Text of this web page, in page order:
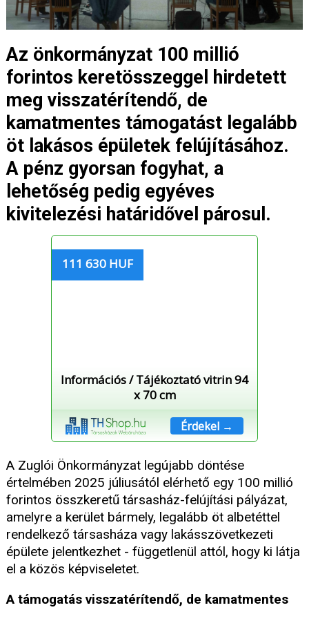
Az önkormányzat 100 millió
forintos keretösszeggel hirdetett
meg visszatérítendő, de
kamatmentes támogatást legalább
öt lakásos épületek felújításához.
A pénz gyorsan fogyhat, a
lehetőség pedig egyéves
kivitelezési határidővel párosul.
111 630 HUF
Információs / Tájékoztató vitrin 94
x 70 cm
Érdekel →
A Zuglói Önkormányzat legújabb döntése
értelmében 2025 júliusától elérhető egy 100 millió
forintos összkeretű társasház-felújítási pályázat,
amelyre a kerület bármely, legalább öt albetéttel
rendelkező társasháza vagy lakásszövetkezeti
épülete jelentkezhet - függetlenül attól, hogy ki látja
el a közös képviseletet.
A támogatás visszatérítendő, de kamatmentes